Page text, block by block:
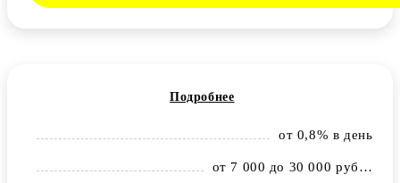
Подробнее
от 0,8% в день
от 7 000 до 30 000 рублей